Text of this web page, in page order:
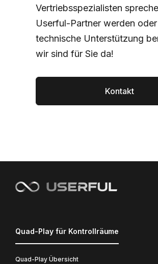
Vertriebsspezialisten
Userful-Partner werden oder
technische Unterstützung
wir sind für Sie da!
Kontakt
Quad-Play für Kontrollräume
Quad-Play Übersicht